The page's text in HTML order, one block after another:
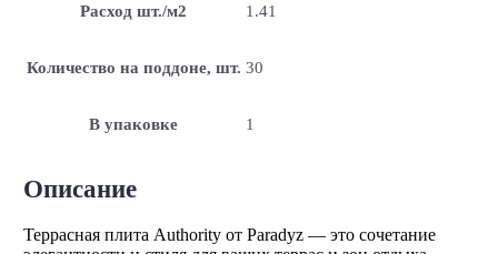
Расход шт./м2 1.41
Количество на поддоне, шт. 30
В упаковке 1
Описание
Террасная плита Authority от Paradyz — это сочетание